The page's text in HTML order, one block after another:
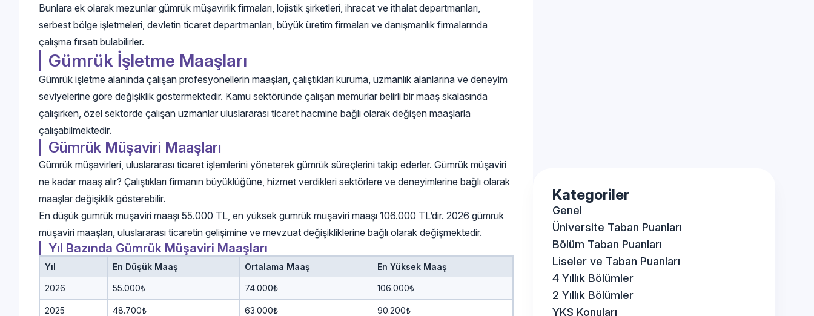
Bunlara ek olarak mezunlar gümrük müşavirlik firmaları, lojistik şirketleri, ihracat ve ithalat departmanları,
serbest bölge işletmeleri, devletin ticaret departmanları, büyük üretim firmaları ve danışmanlık firmalarında
çalışma fırsatı bulabilirler.
Gümrük İşletme Maaşları
Gümrük işletme alanında çalışan profesyonellerin maaşları, çalıştıkları kuruma, uzmanlık alanlarına ve deneyim
seviyelerine göre değişiklik göstermektedir. Kamu sektöründe çalışan memurlar belirli bir maaş skalasında
çalışırken, özel sektörde çalışan uzmanlar uluslararası ticaret hacmine bağlı olarak değişen maaşlarla
çalışabilmektedir.
Gümrük Müşaviri Maaşları
Gümrük müşavirleri, uluslararası ticaret işlemlerini yöneterek gümrük süreçlerini takip ederler. Gümrük müşaviri
ne kadar maaş alır? Çalıştıkları firmanın büyüklüğüne, hizmet verdikleri sektörlere ve deneyimlerine bağlı olarak
maaşlar değişiklik gösterebilir.
En düşük gümrük müşaviri maaşı 55.000 TL, en yüksek gümrük müşaviri maaşı 106.000 TL’dir. 2026 gümrük
müşaviri maaşları, uluslararası ticaretin gelişimine ve mevzuat değişikliklerine bağlı olarak değişmektedir.
Yıl Bazında Gümrük Müşaviri Maaşları
Yıl En Düşük Maaş Ortalama Maaş En Yüksek Maaş
2026 55.000₺ 74.000₺ 106.000₺
2025 48.700₺ 63.000₺ 90.200₺